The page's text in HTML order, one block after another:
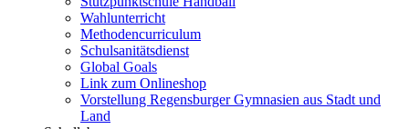
Wahlunterricht
Methodencurriculum
Schulsanitätsdienst
Global Goals
Link zum Onlineshop
Vorstellung Regensburger Gymnasien aus Stadt und
Land